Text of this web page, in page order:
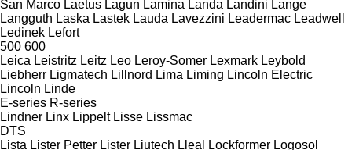
San Marco Laetus Lagun Lamina Landa Landini Lange
Langguth Laska Lastek Lauda Lavezzini Leadermac Leadwell
Ledinek Lefort
500 600
Leica Leistritz Leitz Leo Leroy-Somer Lexmark Leybold
Liebherr Ligmatech Lillnord Lima Liming Lincoln Electric
Lincoln Linde
E-series R-series
Lindner Linx Lippelt Lisse Lissmac
DTS
Lista Lister Petter Lister Liutech Lleal Lockformer Logosol